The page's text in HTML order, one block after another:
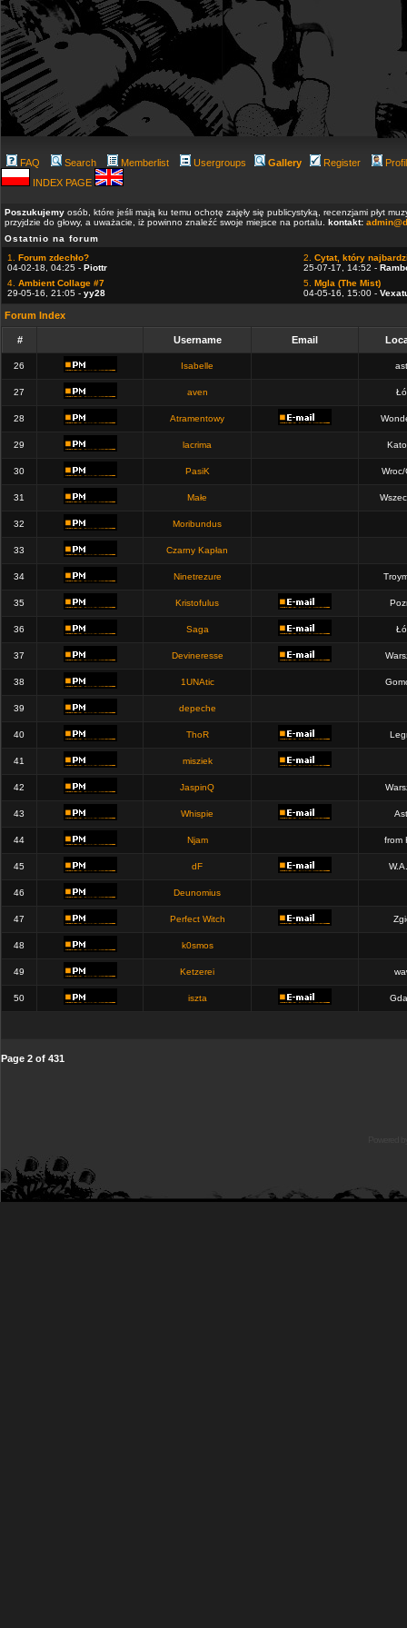
FAQ Search Memberlist Usergroups Gallery Register
INDEX PAGE
Poszukujemy osób, które jeśli mają ku temu ochotę zajęły się publicystyką, recenzjami płyt
przyjdzie do głowy, a uważacie, iż powinno znaleźć swoje miejsce na portalu. kontakt:
Ostatnio na forum
1. Forum zdechło?
04-02-18, 04:25 - Piottr
2. Cytat, który
25-07-17, 14:52 -
4. Ambient Collage #7
29-05-16, 21:05 - yy28
5. Mgla (The Mist)
04-05-16, 15:00 -
Forum Index
# Username Email
26 Isabelle
27 aven
28 Atramentowy
29 lacrima
30 PasiK Wroc/
31 Małe
32 Moribundus
33 Czarny Kapłan
34 Ninetrezure
35 Kristofulus
36 Saga
37 Devineresse
38 1UNAtic
39 depeche
40 ThoR
41 misziek
42 JaspinQ
43 Whispie
44 Njam from
45 dF
46 Deunomius
47 Perfect Witch
48 k0smos
49 Ketzerei
50 iszta
Page 2 of 431